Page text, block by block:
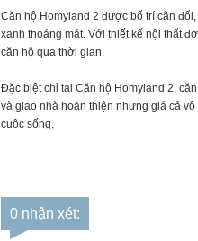
Căn hộ Homyland 2 được bố trí cân
xanh thoáng mát. Với thiết kế nội thất
căn hộ qua thời gian.
Đặc biệt chỉ tại Căn hộ Homyland 2,
và giao nhà hoàn thiện nhưng giá cả
cuộc sống.
0 nhận xét: